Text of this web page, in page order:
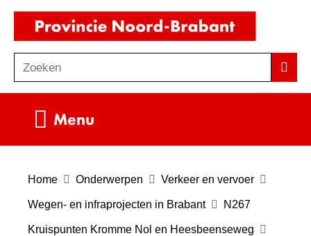
Ga
de
inhoud
o
e
Zoeken
Menu
Home Onderwerpen Verkeer en vervoer
Wegen- en infraprojecten in Brabant N267
Kruispunten Kromme Nol en Heesbeenseweg